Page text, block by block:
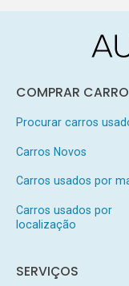
COMPRAR CARRO
Procurar carros
Carros Novos
Carros usados por
Carros usados por
localização
SERVIÇOS